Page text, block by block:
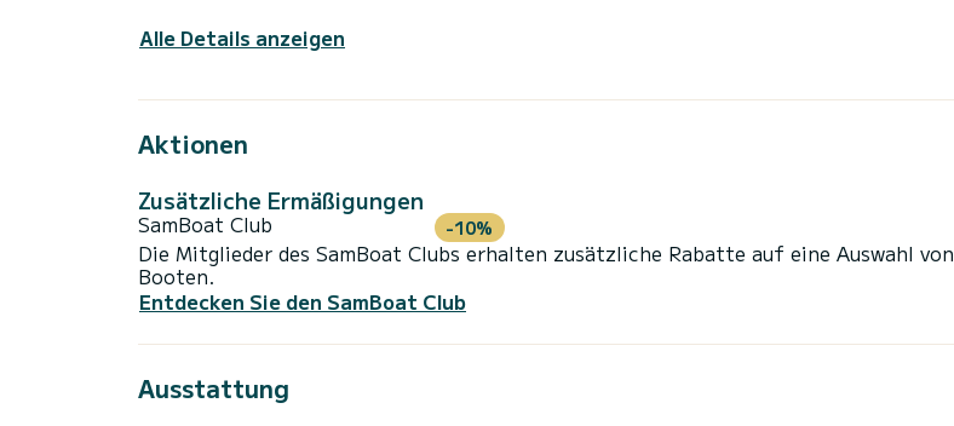
Alle Details anzeigen
Aktionen
Zusätzliche Ermäßigungen
SamBoat Club -10%
Die Mitglieder des SamBoat Clubs erhalten zusätzliche Rabatte auf eine Auswahl von
Booten.
Entdecken Sie den SamBoat Club
Ausstattung